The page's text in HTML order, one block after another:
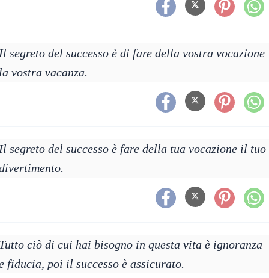
segreto del successo è di fare della vostra vocazione
vostra vacanza.
segreto del successo è fare della tua vocazione il tuo
ciò di cui hai bisogno in questa vita è ignoranza
fiducia, poi il successo è assicurato.